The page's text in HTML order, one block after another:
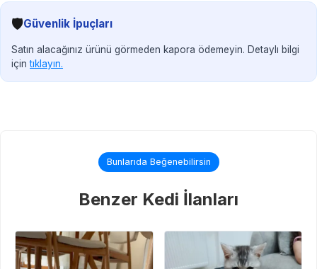
🛡️Güvenlik İpuçları
Satın alacağınız ürünü görmeden kapora ödemeyin. Detaylı bilgi
içintıklayın.
Bunlarıda Beğenebilirsin
Benzer Kedi İlanları